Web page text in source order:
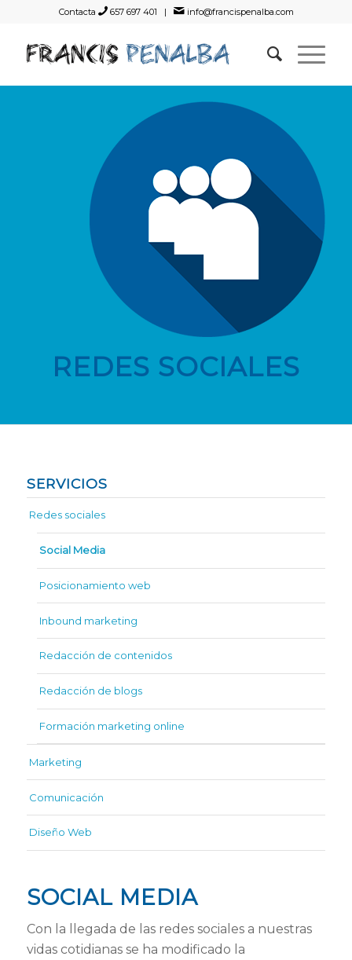
Contacta 657 697 401 | info@francispenalba.com
REDES SOCIALES
SERVICIOS
Redes sociales
Social Media
Posicionamiento web
Inbound marketing
Redacción de contenidos
Redacción de blogs
Formación marketing online
Marketing
Comunicación
Diseño Web
SOCIAL MEDIA
Con la llegada de las redes sociales a nuestras
vidas cotidianas se ha modificado la